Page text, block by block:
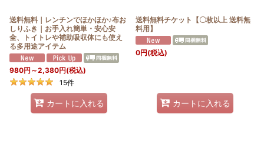
送料無料｜レンチンでほかほか♪布お
しりふき｜お手入れ簡単・安心安
全、トイトレや補助吸収体にも使え
る多用途アイテム
980円 ～2,380円(税込)
15件
カートに入れる
送料無料チケット【〇枚以上 送料無
料用】
0円(税込)
カートに入れる